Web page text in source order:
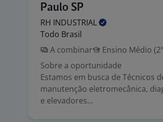
Paulo SP
RH INDUSTRIAL
Todo Brasil
A combinar
Ensino Médio
Sobre a oportunidade
Estamos em busca de Técnicos
manutenção eletromecânica,
e elevadores...